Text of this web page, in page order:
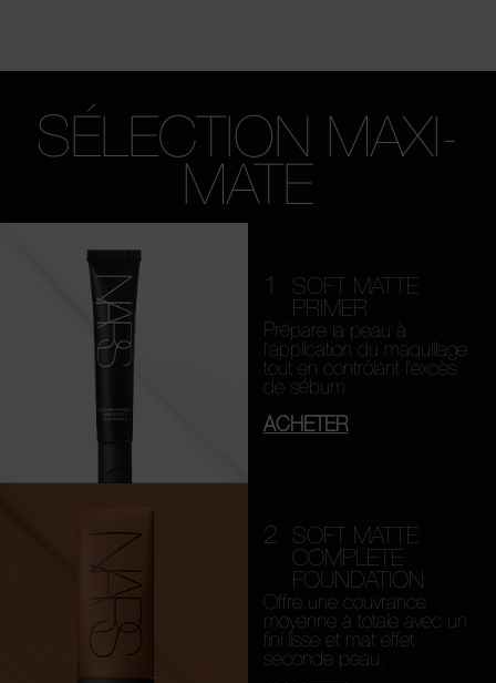
SÉLECTION MAXI-
MATE
1
SOFT MATTE
PRIMER
Prépare la peau à
l’application du maquillage
tout en contrôlant l’excès
de sébum.
ACHETER
2
SOFT MATTE
COMPLETE
FOUNDATION
Offre une couvrance
moyenne à totale avec un
fini lisse et mat effet
seconde peau.